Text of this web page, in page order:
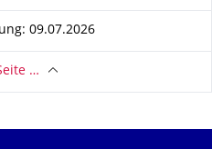
09.07.2026
…